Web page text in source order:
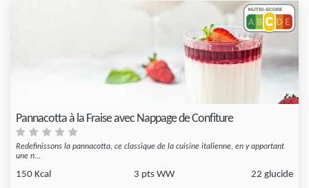
Pannacotta à la Fraise avec Nappage de Confiture
Redefinissons la pannacotta, ce classique de la cuisine italienne, en y apportant
une n...
150 Kcal 3 pts WW 22 glucide